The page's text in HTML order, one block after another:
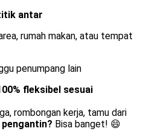
antar
rumah makan, atau tempat
penumpang lain
fleksibel sesuai
rombongan kerja, tamu dari
Bisa banget! 😄